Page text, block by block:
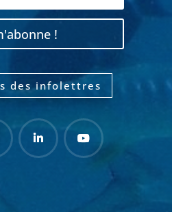
!
des infolettres